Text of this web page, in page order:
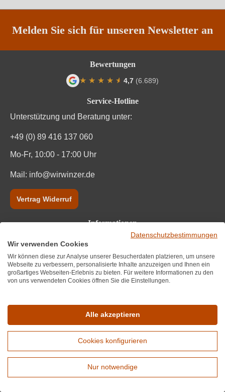
Melden Sie sich für unseren Newsletter an
Service-Hotline
Unterstützung und Beratung unter:
+49 (0) 89 416 137 060
Mo-Fr, 10:00 - 17:00 Uhr
Mail: info@wirwinzer.de
Vertrag Widerruf
Informationen
Wir über uns
Datenschutz
Impressum und AGB
Bestpreisgarantie
FAQ
Zahlungsanbieter
Bewertungen
★ ★ ★ ★ ★
★ 4,7 (6.689)
Erweiterte Suche
Datenschutzbestimmungen
Wir verwenden Cookies
Wir können diese zur Analyse unserer Besucherdaten platzieren, um unsere
Webseite zu verbessern, personalisierte Inhalte anzuzeigen und Ihnen ein
großartiges Webseiten-Erlebnis zu bieten. Für weitere Informationen zu den
von uns verwendeten Cookies öffnen Sie die Einstellungen.
Alle akzeptieren
Cookies konfigurieren
Nur notwendige